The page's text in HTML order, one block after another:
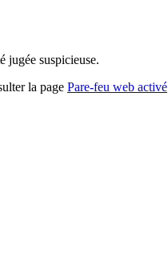
jugée suspicieuse.
la page Pare-feu web activé